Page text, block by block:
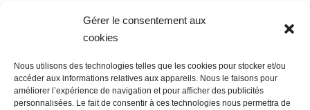
Gérer le consentement aux
cookies
Nous utilisons des technologies telles que les cookies pour stocker et/ou
accéder aux informations relatives aux appareils. Nous le faisons pour
améliorer l’expérience de navigation et pour afficher des publicités
personnalisées. Le fait de consentir à ces technologies nous permettra de